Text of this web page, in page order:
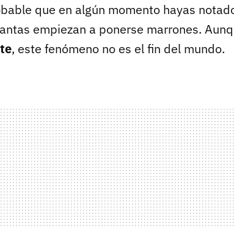
que en algún momento hayas
empiezan a ponerse marrones.
, este fenómeno no es el fin del mundo.